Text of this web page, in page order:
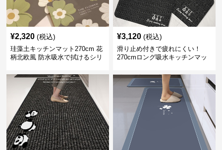
¥2,320 (税込)
珪藻土キッチンマット270cm 花
柄北欧風 防水吸水で拭けるシリ
¥3,120 (税込)
滑り止め付きで疲れにくい！
270cmロング吸水キッチンマッ